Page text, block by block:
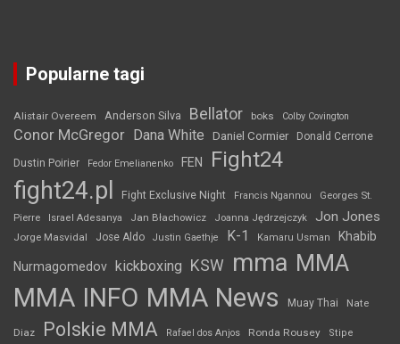
Popularne tagi
Alistair Overeem Anderson Silva Bellator boks Colby Covington
Conor McGregor Dana White Daniel Cormier Donald Cerrone
Dustin Poirier Fedor Emelianenko FEN Fight24
fight24.pl Fight Exclusive Night Francis Ngannou
Georges St.
Pierre
Israel Adesanya Jan Błachowicz Joanna Jędrzejczyk Jon Jones
Jorge Masvidal Jose Aldo Justin Gaethje K-1 Kamaru Usman Khabib
Nurmagomedov kickboxing KSW mma MMA
MMA INFO MMA News Muay Thai Nate
Diaz Polskie MMA Rafael dos Anjos Ronda Rousey Stipe